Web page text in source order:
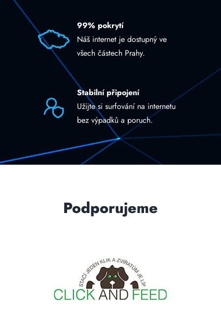
99% pokrytí
Náš internet je dostupný ve
všech částech Prahy.
Stabilní připojení
Užijte si surfování na internetu
bez výpadků a poruch.
Podporujeme